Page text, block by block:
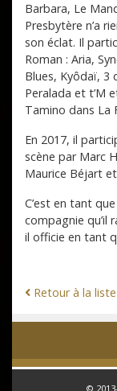
Barbara, Le
Presbytère n’a
son éclat. Il
Roman : Aria,
Blues, Kyôdaï,
Peralada et t’M
Tamino dans La
En 2017, il
scène par Marc
Maurice Béjart
C’est en tant
compagnie qu’il
il officie en tant
Retour à la
©